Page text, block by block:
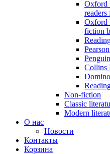
Oxford
Oxford
fiction
Collins
Non-fiction
Classic
Modern
О нас
Новости
Контакты
Корзина